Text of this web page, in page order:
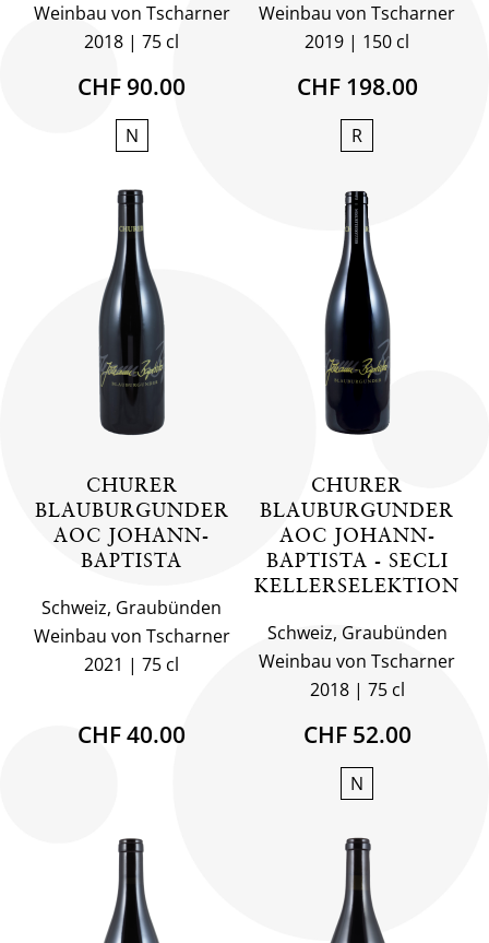
Weinbau von Tscharner
2018
75 cl
CHF 90.00
N
Weinbau von Tscharner
2019
150 cl
CHF 198.00
R
CHURER
BLAUBURGUNDER
AOC JOHANN-
BAPTISTA
Schweiz, Graubünden
Weinbau von Tscharner
2021
75 cl
CHF 40.00
CHURER
BLAUBURGUNDER
AOC JOHANN-
BAPTISTA - SECLI
KELLERSELEKTION
Schweiz, Graubünden
Weinbau von Tscharner
2018
75 cl
CHF 52.00
N